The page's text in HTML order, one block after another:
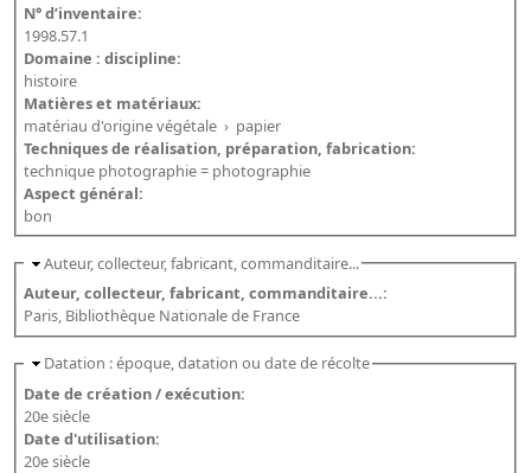
Faire une suggestion de recherche
Fournir un témoignage et/ou un document
N° d’inventaire:
1998.57.1
Domaine : discipline:
histoire
Matières et matériaux:
matériau d'origine végétale › papier
Techniques de réalisation, préparation, fabrication:
technique photographie = photographie
Aspect général:
bon
Auteur, collecteur, fabricant, commanditaire...
Auteur, collecteur, fabricant, commanditaire...:
Paris, Bibliothèque Nationale de France
Datation : époque, datation ou date de récolte
Date de création / exécution:
20e siècle
Date d'utilisation:
20e siècle